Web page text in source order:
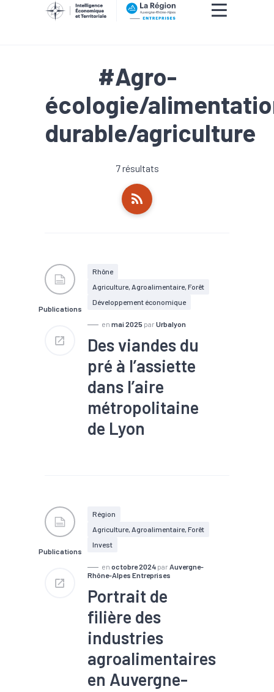
#Agro-
écologie/
durable/agriculture
7 résultats
Publications
Rhône
Agriculture, Agroalimentaire, Forêt
Développement économique
en mai 2025 par Urbalyon
Des viandes du
pré à l’assiette
dans l’aire
métropolitaine
de Lyon
Publications
Région
Agriculture, Agroalimentaire, Forêt
Invest
en octobre 2024 par Auvergne-
Rhône-Alpes Entreprises
Portrait de
filière des
industries
agroalimentaires
en Auvergne-